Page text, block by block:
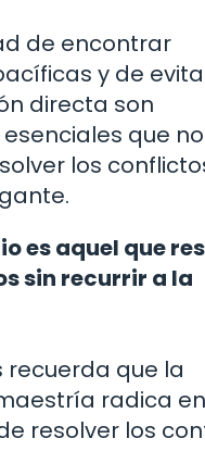
de encontrar
y de
directa son
que
los
es aquel que
sin recurrir a la
recuerda que la
radica
resolver los